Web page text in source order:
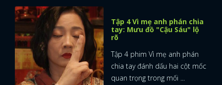
Tập 4 Vì mẹ anh phán chia
tay: Mưu đồ "Cậu Sáu" lộ
rõ
Tập 4 phim Vì mẹ anh phán
chia tay đánh dấu hai cột mốc
quan trọng trong mối ...